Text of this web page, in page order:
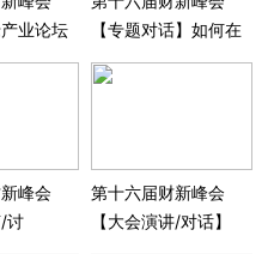
产业论坛
】意定
步之后
【专题对话】如何在
人口萎缩和老龄化的
背景下刺激经济？
峰会
/讨
”新规
第十六届财新峰会
【大会演讲/对话】